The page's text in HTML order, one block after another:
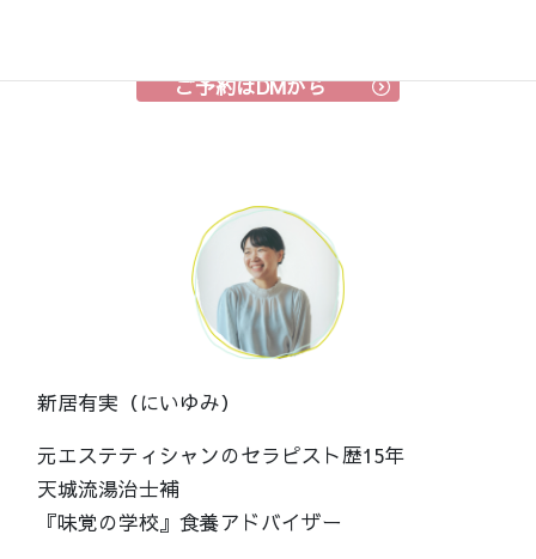
ご予約はDMから
新居有実（にいゆみ）
元エステティシャンのセラピスト歴15年
天城流湯治士補
『味覚の学校』食養アドバイザー